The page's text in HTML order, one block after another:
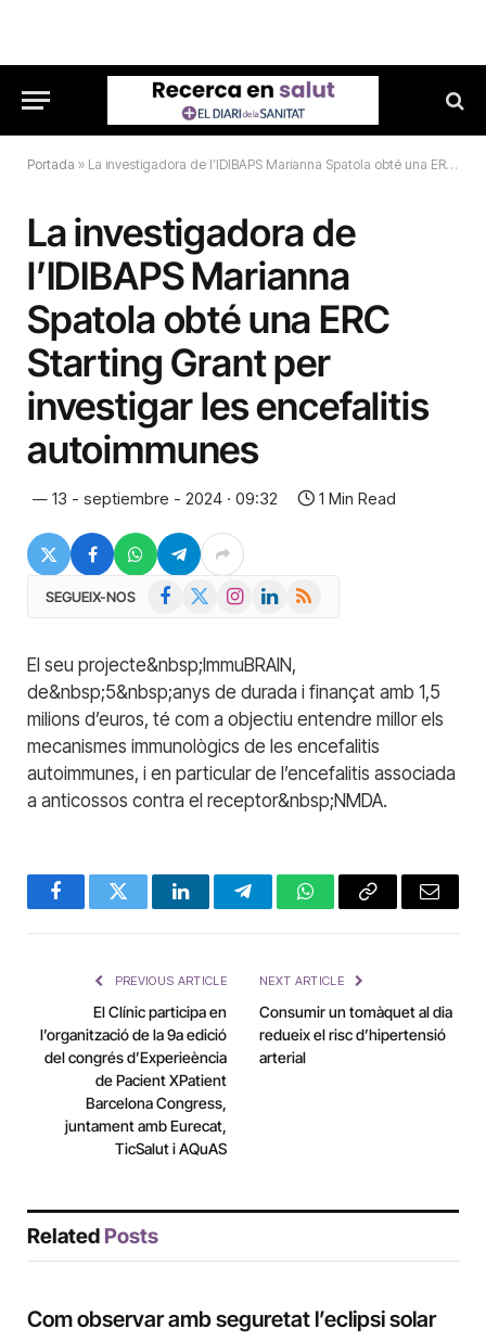
Portada » La investigadora de l’IDIBAPS Marianna Spatola obté una ERC Starting Grant per investigar les encefalitis autoimmunes
La investigadora de
l’IDIBAPS Marianna
Spatola obté una ERC
Starting Grant per
investigar les encefalitis
autoimmunes
13 - septiembre - 2024 · 09:32 1 Min Read
SEGUEIX-NOS Facebook InstagramLinkedIn
RSS
El seu projecte&nbsp;ImmuBRAIN,
de&nbsp;5&nbsp;anys de durada i finançat amb 1,5
milions d’euros, té com a objectiu entendre millor els
mecanismes immunològics de les encefalitis
autoimmunes, i en particular de l’encefalitis associada
a anticossos contra el receptor&nbsp;NMDA.
FacebookTwitter LinkedInTelegramWhatsAppCopy
Email
PREVIOUS ARTICLE
El Clínic participa en
l’organització de la 9a edició
del congrés d’Experieència
de Pacient XPatient
Barcelona Congress,
juntament amb Eurecat,
TicSalut i AQuAS
NEXT ARTICLE
Consumir un tomàquet al dia
redueix el risc d’hipertensió
arterial
Related Posts
Com observar amb seguretat l’eclipsi solar